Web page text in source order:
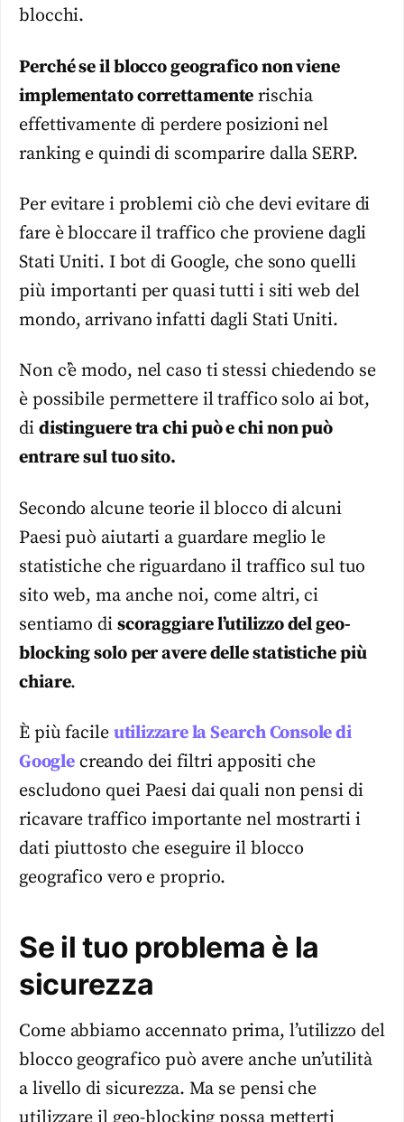
blocchi.
Perché se il blocco geografico non viene
implementato correttamente rischia
effettivamente di perdere posizioni nel
ranking e quindi di scomparire dalla SERP.
Per evitare i problemi ciò che devi evitare di
fare è bloccare il traffico che proviene dagli
Stati Uniti. I bot di Google, che sono quelli
più importanti per quasi tutti i siti web del
mondo, arrivano infatti dagli Stati Uniti.
Non c’è modo, nel caso ti stessi chiedendo se
è possibile permettere il traffico solo ai bot,
di distinguere tra chi può e chi non può
entrare sul tuo sito.
Secondo alcune teorie il blocco di alcuni
Paesi può aiutarti a guardare meglio le
statistiche che riguardano il traffico sul tuo
sito web, ma anche noi, come altri, ci
sentiamo di scoraggiare l’utilizzo del geo-
blocking solo per avere delle statistiche più
chiare.
È più facile utilizzare la Search Console di
Googlecreando dei filtri appositi che
escludono quei Paesi dai quali non pensi di
ricavare traffico importante nel mostrarti i
dati piuttosto che eseguire il blocco
geografico vero e proprio.
Se il tuo problema è la
sicurezza
Come abbiamo accennato prima, l’utilizzo del
blocco geografico può avere anche un’utilità
a livello di sicurezza. Ma se pensi che